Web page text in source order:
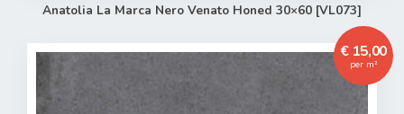
Anatolia La Marca Nero Venato Honed 30×60 [VL073]
€ 15,00
per m²